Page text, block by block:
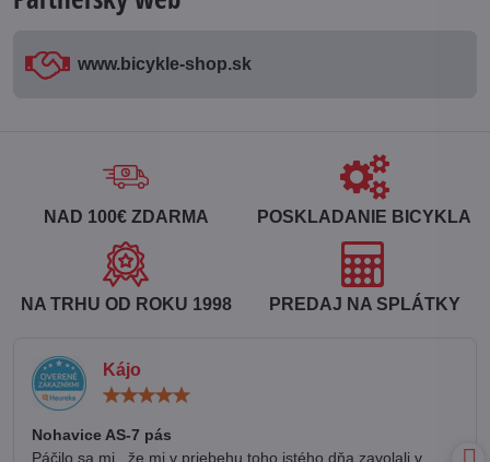
www​.bicykle-shop​.sk
NAD 100€ ZDARMA POSKLADANIE BICYKLA
NA TRHU OD ROKU 1998 PREDAJ NA SPLÁTKY
Kájo
Nohavice AS-7 pás
Páčilo sa mi , že mi v priebehu toho istého dňa zavolali v